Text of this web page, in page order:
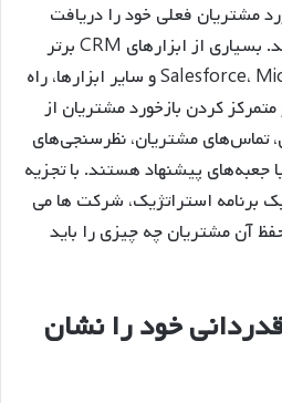
مشتریان فعلی خود را دریافت
کرده و بر اساس آن عمل کنند. بسیاری از ابزارهای CRM برتر
امروزی مانند Salesforce، Microsoft CRM و سایر ابزارها، راه
کردن بازخورد مشتریان از
تماس‌های مشتریان، نظرسنجی‌های
جعبه‌های پیشنهاد هستند. با تجزیه
برنامه استراتژیک، شرکت ها می
آن مشتریان چه چیزی را باید
قدردانی خود را نشان